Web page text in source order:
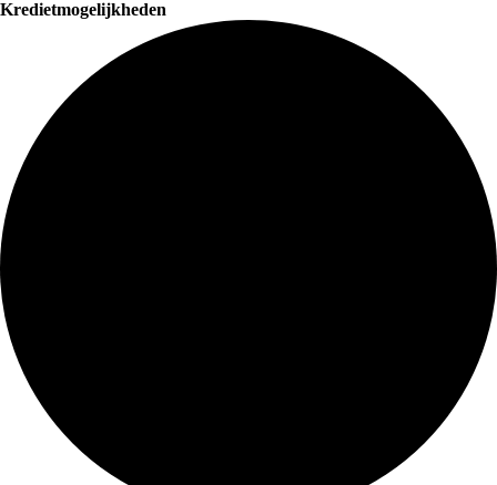
Kredietmogelijkheden